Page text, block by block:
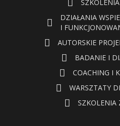
DZIAŁANIA
I
AUTORSKIE
BADANIE I
COACHING I
WARSZTATY
SZKOLENIA